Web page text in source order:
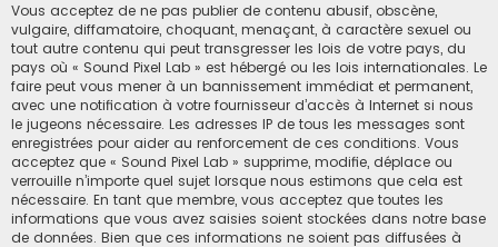
Vous acceptez de ne pas publier de contenu abusif, obscène,
vulgaire, diffamatoire, choquant, menaçant, à caractère sexuel ou
tout autre contenu qui peut transgresser les lois de votre pays, du
pays où « Sound Pixel Lab » est hébergé ou les lois internationales. Le
faire peut vous mener à un bannissement immédiat et permanent,
avec une notification à votre fournisseur d’accès à Internet si nous
le jugeons nécessaire. Les adresses IP de tous les messages sont
enregistrées pour aider au renforcement de ces conditions. Vous
acceptez que « Sound Pixel Lab » supprime, modifie, déplace ou
verrouille n’importe quel sujet lorsque nous estimons que cela est
nécessaire. En tant que membre, vous acceptez que toutes les
informations que vous avez saisies soient stockées dans notre base
de données. Bien que ces informations ne soient pas diffusées à